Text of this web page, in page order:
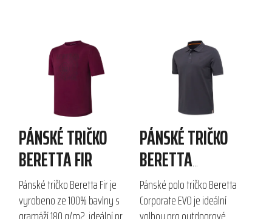
PÁNSKÉ TRIČKO
BERETTA FIR
Pánské tričko Beretta Fir je
vyrobeno ze 100% bavlny s
PÁNSKÉ TRIČKO
BERETTA
CORPORATE EVO
POLO
Pánské polo tričko Beretta
Corporate EVO je ideální